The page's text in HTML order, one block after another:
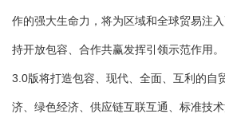
作的强大生命力，将为区域和全球贸易注
持开放包容、合作共赢发挥引领示范作用。
3.0版将打造包容、现代、全面、互利的自
济、绿色经济、供应链互联互通、标准技术